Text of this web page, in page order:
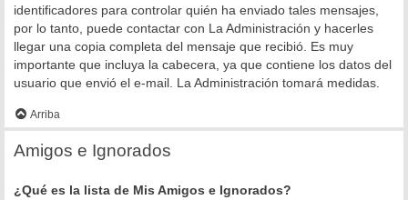
identificadores para controlar quién ha enviado tales mensajes,
por lo tanto, puede contactar con La Administración y hacerles
llegar una copia completa del mensaje que recibió. Es muy
importante que incluya la cabecera, ya que contiene los datos del
usuario que envió el e-mail. La Administración tomará medidas.
Arriba
Amigos e Ignorados
¿Qué es la lista de Mis Amigos e Ignorados?